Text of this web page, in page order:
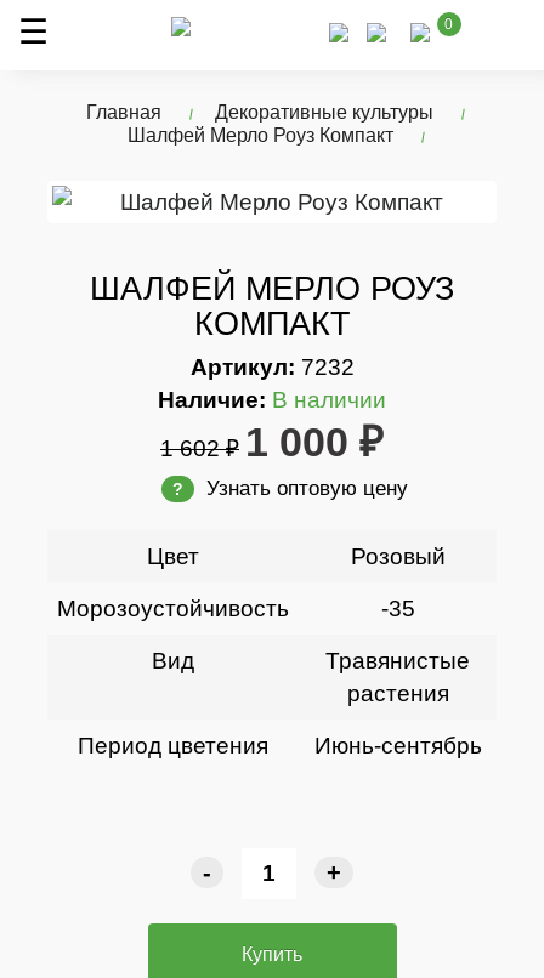
0
Главная
Декоративные культуры
Шалфей Мерло Роуз Компакт
ШАЛФЕЙ МЕРЛО РОУЗ
КОМПАКТ
Артикул: 7232
Наличие: В наличии
1 602 ₽ 1 000 ₽
? Узнать оптовую цену
Цвет Розовый
Морозоустойчивость -35
Вид
Травянистые
растения
Период цветения Июнь-сентябрь
- +
Купить